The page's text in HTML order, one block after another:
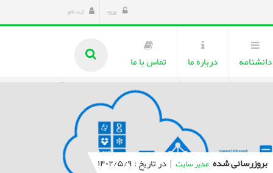
ورود ثبت نام
دانشنامه درباره ما تماس با ما
بروزرسانی شده مدیر سایت | در تاریخ : ۱۴۰۲/۵/۹